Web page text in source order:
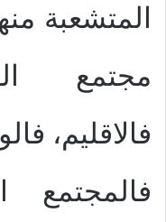
المتشعبة
مجتمع
فالاقليم،